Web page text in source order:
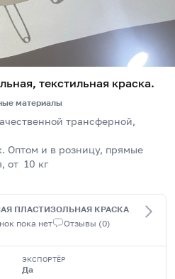
текстильная краска.
материалы
трансферной,
Оптом и в розницу, прямые
от  10 кг
ПЛАСТИЗОЛЬНАЯ КРАСКА
пока нет Отзывы (0)
ЭКСПОРТЁР
Да